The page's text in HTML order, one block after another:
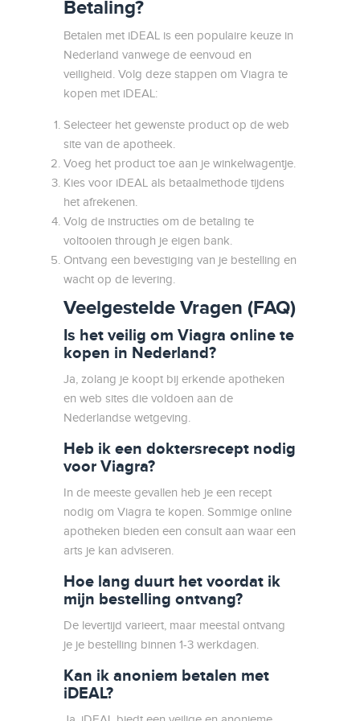
Betaling?
Betalen met iDEAL is een populaire keuze in
Nederland vanwege de eenvoud en
veiligheid. Volg deze stappen om Viagra te
kopen met iDEAL:
Selecteer het gewenste product op de web
site van de apotheek.
Voeg het product toe aan je winkelwagentje.
Kies voor iDEAL als betaalmethode tijdens
het afrekenen.
Volg de instructies om de betaling te
voltooien through je eigen bank.
Ontvang een bevestiging van je bestelling en
wacht op de levering.
Veelgestelde Vragen (FAQ)
Is het veilig om Viagra online te
kopen in Nederland?
Ja, zolang je koopt bij erkende apotheken
en web sites die voldoen aan de
Nederlandse wetgeving.
Heb ik een doktersrecept nodig
voor Viagra?
In de meeste gevallen heb je een recept
nodig om Viagra te kopen. Sommige online
apotheken bieden een consult aan waar een
arts je kan adviseren.
Hoe lang duurt het voordat ik
mijn bestelling ontvang?
De levertijd varieert, maar meestal ontvang
je je bestelling binnen 1-3 werkdagen.
Kan ik anoniem betalen met
iDEAL?